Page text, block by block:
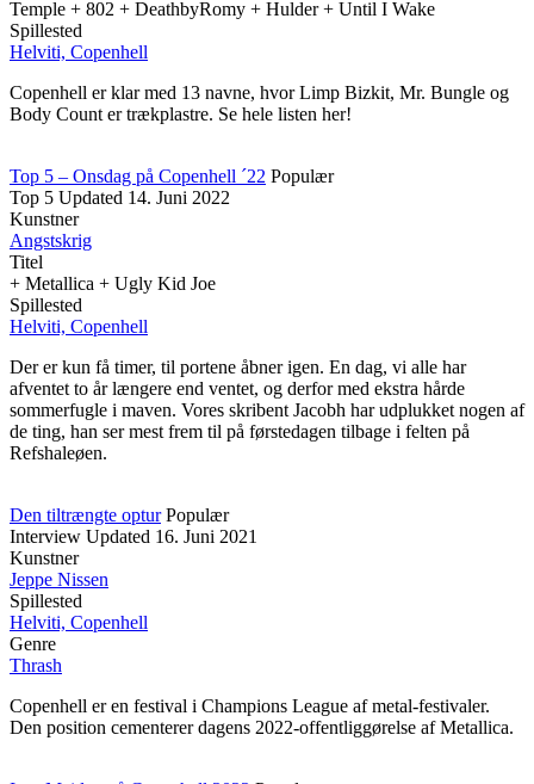
Temple + 802 + DeathbyRomy + Hulder + Until I Wake
Spillested
Helviti, Copenhell
Copenhell er klar med 13 navne, hvor Limp Bizkit, Mr. Bungle og
Body Count er trækplastre. Se hele listen her!
Top 5 – Onsdag på Copenhell ´22 Populær
Top 5 Updated 14. Juni 2022
Kunstner
Angstskrig
Titel
+ Metallica + Ugly Kid Joe
Spillested
Helviti, Copenhell
Der er kun få timer, til portene åbner igen. En dag, vi alle har
afventet to år længere end ventet, og derfor med ekstra hårde
sommerfugle i maven. Vores skribent Jacobh har udplukket nogen af
de ting, han ser mest frem til på førstedagen tilbage i felten på
Refshaleøen.
Den tiltrængte optur Populær
Interview Updated 16. Juni 2021
Kunstner
Jeppe Nissen
Spillested
Helviti, Copenhell
Genre
Thrash
Copenhell er en festival i Champions League af metal-festivaler.
Den position cementerer dagens 2022-offentliggørelse af Metallica.